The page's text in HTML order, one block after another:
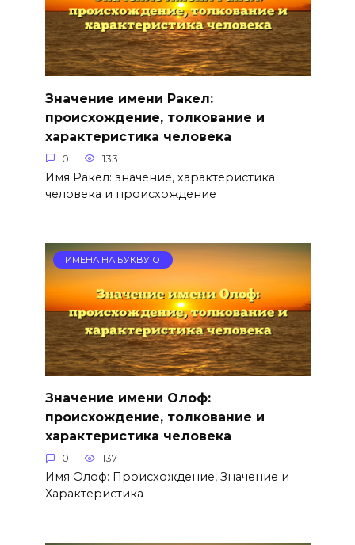
Значение имени Ракел:
происхождение, толкование и
характеристика человека
0 133
Имя Ракел: значение, характеристика
человека и происхождение
ИМЕНА НА БУКВУ О
Значение имени Олоф:
происхождение, толкование и
характеристика человека
0 137
Имя Олоф: Происхождение, Значение и
Характеристика